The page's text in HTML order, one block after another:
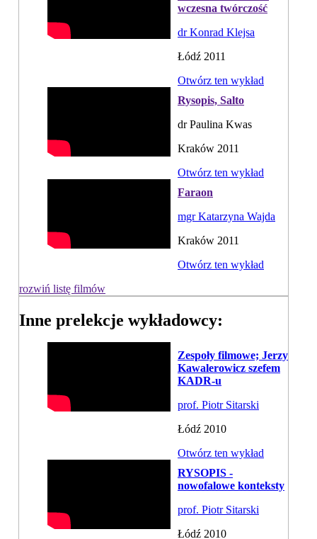
wczesna twórczość
dr Konrad Klejsa
Łódź 2011
Otwórz ten wykład
Rysopis, Salto
dr Paulina Kwas
Kraków 2011
Otwórz ten wykład
Faraon
mgr Katarzyna Wajda
Kraków 2011
Otwórz ten wykład
rozwiń listę filmów
Inne prelekcje wykładowcy:
Zespoły filmowe; Jerzy
Kawalerowicz szefem
KADR-u
prof. Piotr Sitarski
Łódź 2010
Otwórz ten wykład
RYSOPIS -
nowofalowe konteksty
prof. Piotr Sitarski
Łódź 2010